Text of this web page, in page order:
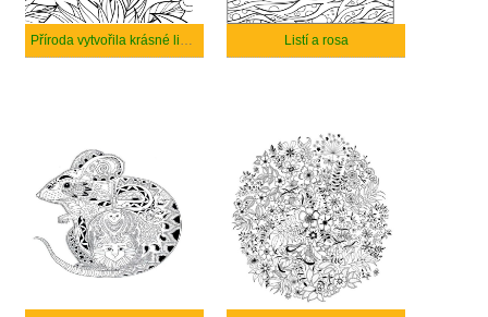
Příroda vytvořila krásné linie jednoduchých vzorů Listí a rosa